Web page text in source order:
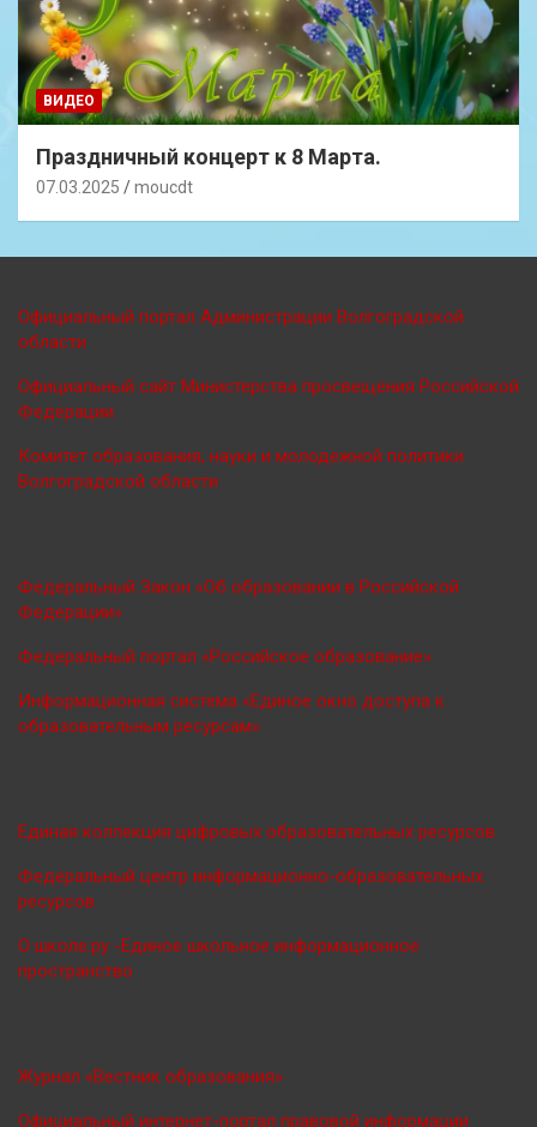
ВИДЕО
Праздничный концерт к 8 Марта.
07.03.2025 moucdt
Официальный портал Администрации Волгоградской
области
Официальный сайт Министерства просвещения Российской
Федерации
Комитет образования, науки и молодежной политики
Волгоградской области
Федеральный Закон «Об образовании в Российской
Федерации»
Федеральный портал «Российское образование»
Информационная система «Единое окно доступа к
образовательным ресурсам»
Единая коллекция цифровых образовательных ресурсов
Федеральный центр информационно-образовательных
ресурсов
О школе.ру -Единое школьное информационное
пространство
Журнал «Вестник образования»
Официальный интернет-портал правовой информации